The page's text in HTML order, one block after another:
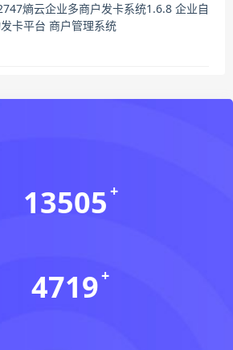
熵云企业多商户发卡系统1.6.8 企业自
卡平台 商户管理系统
13505
4719